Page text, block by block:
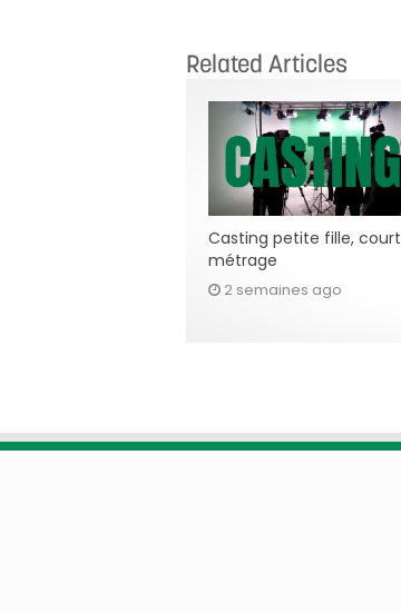
Related Articles
Casting petite fille, court
métrage
2 semaines ago